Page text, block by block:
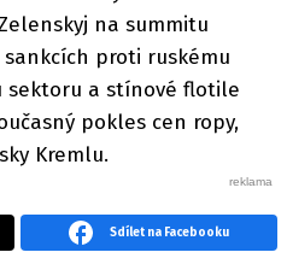
na summitu
proti ruskému
sektoru a stínové flotile
pokles cen ropy,
Kremlu.
Sdílet na Facebooku